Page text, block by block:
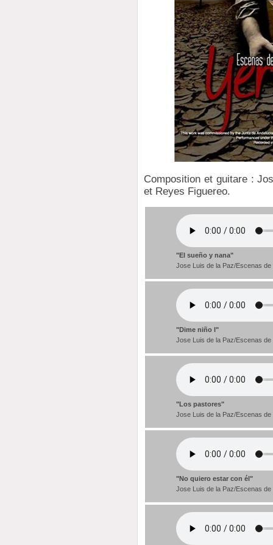
Composition et guitare :
et Reyes Figuereo.
"El sueño y nana"
Jose Luis de la Paz/Escenas de
"Dime niño I"
Jose Luis de la Paz/Escenas de
"Los pastores"
Jose Luis de la Paz/Escenas de
"No quiero estar con él"
Jose Luis de la Paz/Escenas de